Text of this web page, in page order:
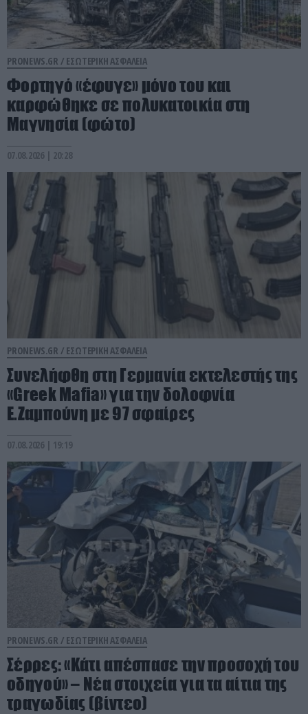
PRONEWS.GR / ΕΣΩΤΕΡΙΚΗ ΑΣΦΑΛΕΙΑ
Φορτηγό «έφυγε» μόνο του και
καρφώθηκε σε πολυκατοικία στη
Μαγνησία (φώτο)
07.08.2026 | 20:28
PRONEWS.GR / ΕΣΩΤΕΡΙΚΗ ΑΣΦΑΛΕΙΑ
Συνελήφθη στη Γερμανία εκτελεστής της
«Greek Mafia» για την δολοφνία
Ε.Ζαμπούνη με 97 σφαίρες
07.08.2026 | 19:19
PRONEWS.GR / ΕΣΩΤΕΡΙΚΗ ΑΣΦΑΛΕΙΑ
Σέρρες: «Κάτι απέσπασε την προσοχή του
οδηγού» – Νέα στοιχεία για τα αίτια της
τραγωδίας (βίντεο)